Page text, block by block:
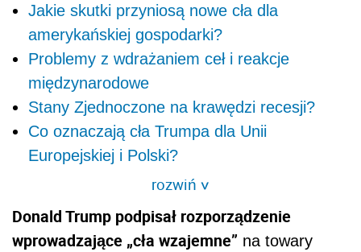
Jakie skutki przyniosą nowe cła dla
amerykańskiej gospodarki?
Problemy z wdrażaniem ceł i reakcje
międzynarodowe
Stany Zjednoczone na krawędzi recesji?
Co oznaczają cła Trumpa dla Unii
Europejskiej i Polski?
rozwiń>
Donald Trump podpisał rozporządzenie
wprowadzające „cła wzajemne” na towary